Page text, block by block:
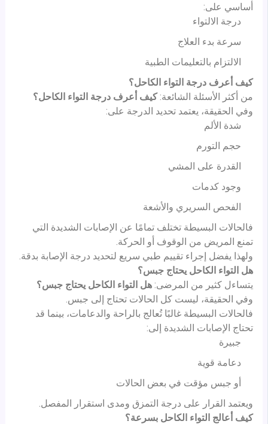
أساسي على:
درجة الالتواء
سرعة بدء العلاج
الالتزام بالتعليمات الطبية
كيف أعرف درجة التواء الكاحل؟
من أكثر الأسئلة الشائعة:كيف أعرف درجة التواء الكاحل؟
وفي الحقيقة، يعتمد تحديد الدرجة على:
شدة الألم
حجم التورم
القدرة على المشي
وجود كدمات
الفحص السريري والأشعة
فالحالات البسيطة تختلف تمامًا عن الإصابات الشديدة التي
تمنع المريض من الوقوف أو الحركة.
ولهذا يفضل إجراء تقييم طبي سريع لتحديد درجة الإصابة بدقة.
هل التواء الكاحل يحتاج جبس؟
يتساءل كثير من المرضى:هل التواء الكاحل يحتاج جبس؟
وفي الحقيقة، ليست كل الحالات تحتاج إلى جبس.
فالحالات البسيطة غالبًا تُعالج بالراحة والدعامات، بينما قد
تحتاج الإصابات الشديدة إلى:
جبيرة
دعامة قوية
أو جبس مؤقت في بعض الحالات
ويعتمد القرار على درجة التمزق ومدى استقرار المفصل.
كيف أعالج التواء الكاحل بسرعة؟